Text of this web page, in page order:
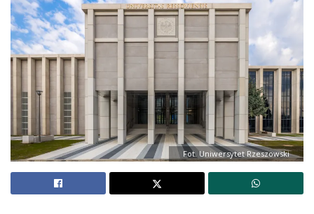
Fot. Uniwersytet Rzeszowski